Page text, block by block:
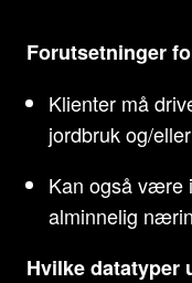
Forutsetninger
Klienter må
jordbruk og/
Kan også være
alminnelig
Hvilke datatyper